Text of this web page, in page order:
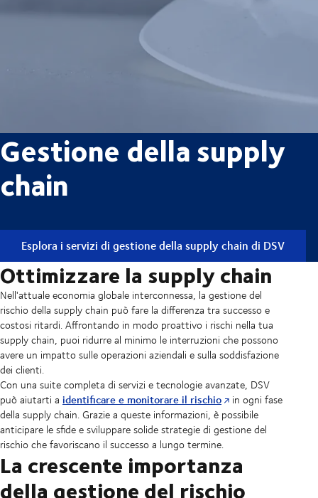
Gestione della supply
chain
Esplora i servizi di gestione della supply chain di DSV
Ottimizzare la supply chain
Nell'attuale economia globale interconnessa, la gestione del
rischio della supply chain può fare la differenza tra successo e
costosi ritardi. Affrontando in modo proattivo i rischi nella tua
supply chain, puoi ridurre al minimo le interruzioni che possono
avere un impatto sulle operazioni aziendali e sulla soddisfazione
dei clienti.
Con una suite completa di servizi e tecnologie avanzate, DSV
può aiutarti a identificare e monitorare il rischio
in ogni fase
della supply chain. Grazie a queste informazioni, è possibile
anticipare le sfide e sviluppare solide strategie di gestione del
rischio che favoriscano il successo a lungo termine.
La crescente importanza
della gestione del rischio